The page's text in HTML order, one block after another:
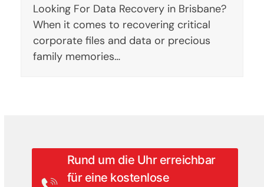
Looking For Data Recovery in Brisbane?
When it comes to recovering critical
corporate files and data or precious
family memories…
Rund um die Uhr erreichbar
für eine kostenlose